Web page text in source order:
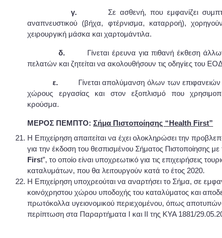
γ. Σε ασθενή, που εμφανίζει
αναπνευστικού (βήχα, φτέρνισμα, καταρροή),
χειρουργική μάσκα και χαρτομάντιλα.
δ. Γίνεται έρευνα για πιθανή έκθεση
πελατών και ζητείται να ακολουθήσουν τις οδηγίες του
ε. Γίνεται απολύμανση όλων των
χώρους εργασίας και στον εξοπλισμό που
κρούσμα.
ΜΕΡΟΣ ΠΕΜΠΤΟ: Σήμα Πιστοποίησης “Health First”
Η Επιχείρηση απαιτείται να έχει ολοκληρώσει την
για την έκδοση του θεσπισμένου Σήματος Πιστοποίησης με
First”, το οποίο είναι υποχρεωτικό για τις επιχειρήσεις
καταλυμάτων, που θα λειτουργούν κατά το έτος 2020.
Η Επιχείρηση υποχρεούται να αναρτήσει το Σήμα, σε
κοινόχρηστου χώρου υποδοχής του καταλύματος και
πρωτόκολλα υγειονομικού περιεχομένου, όπως
περίπτωση στα Παραρτήματα I και ΙΙ της ΚΥΑ 1881/